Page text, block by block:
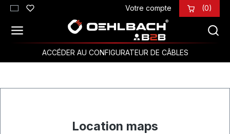
Passer au contenu principal Votre compte (0)
ACCÉDER AU CONFIGURATEUR DE CÂBLES
Location maps